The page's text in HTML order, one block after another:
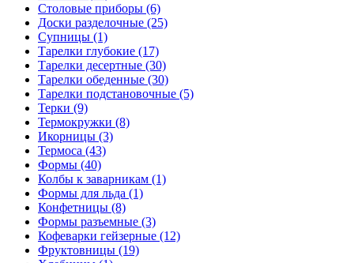
Столовые приборы (6)
Доски разделочные (25)
Супницы (1)
Тарелки глубокие (17)
Тарелки десертные (30)
Тарелки обеденные (30)
Тарелки подстановочные (5)
Терки (9)
Термокружки (8)
Икорницы (3)
Термоса (43)
Формы (40)
Колбы к заварникам (1)
Формы для льда (1)
Конфетницы (8)
Формы разъемные (3)
Кофеварки гейзерные (12)
Фруктовницы (19)